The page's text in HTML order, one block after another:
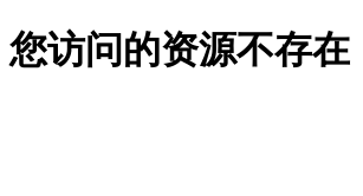
您访问的资源不存在